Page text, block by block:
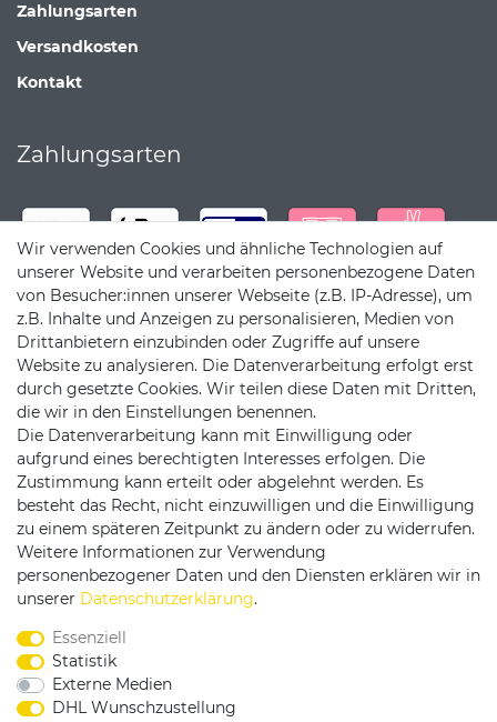
Zahlungsarten
Versandkosten
Kontakt
Zahlungsarten
Versandpartner
Service & Kontakt
Rufen Sie uns an unter:
0375 - 21459172
Wir verwenden Cookies und ähnliche Technologien auf
unserer Website und verarbeiten personenbezogene Daten
von Besucher:innen unserer Webseite (z.B. IP-Adresse), um
z.B. Inhalte und Anzeigen zu personalisieren, Medien von
Drittanbietern einzubinden oder Zugriffe auf unsere
Website zu analysieren. Die Datenverarbeitung erfolgt erst
durch gesetzte Cookies. Wir teilen diese Daten mit Dritten,
die wir in den Einstellungen benennen.
Die Datenverarbeitung kann mit Einwilligung oder
aufgrund eines berechtigten Interesses erfolgen. Die
Zustimmung kann erteilt oder abgelehnt werden. Es
besteht das Recht, nicht einzuwilligen und die Einwilligung
zu einem späteren Zeitpunkt zu ändern oder zu widerrufen.
Weitere Informationen zur Verwendung
personenbezogener Daten und den Diensten erklären wir in
unserer Daten­schutz­erklärung.
Essenziell
Statistik
Externe Medien
DHL Wunschzustellung